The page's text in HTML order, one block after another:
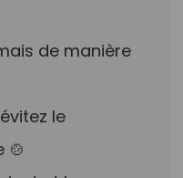
de manière
le
🍲